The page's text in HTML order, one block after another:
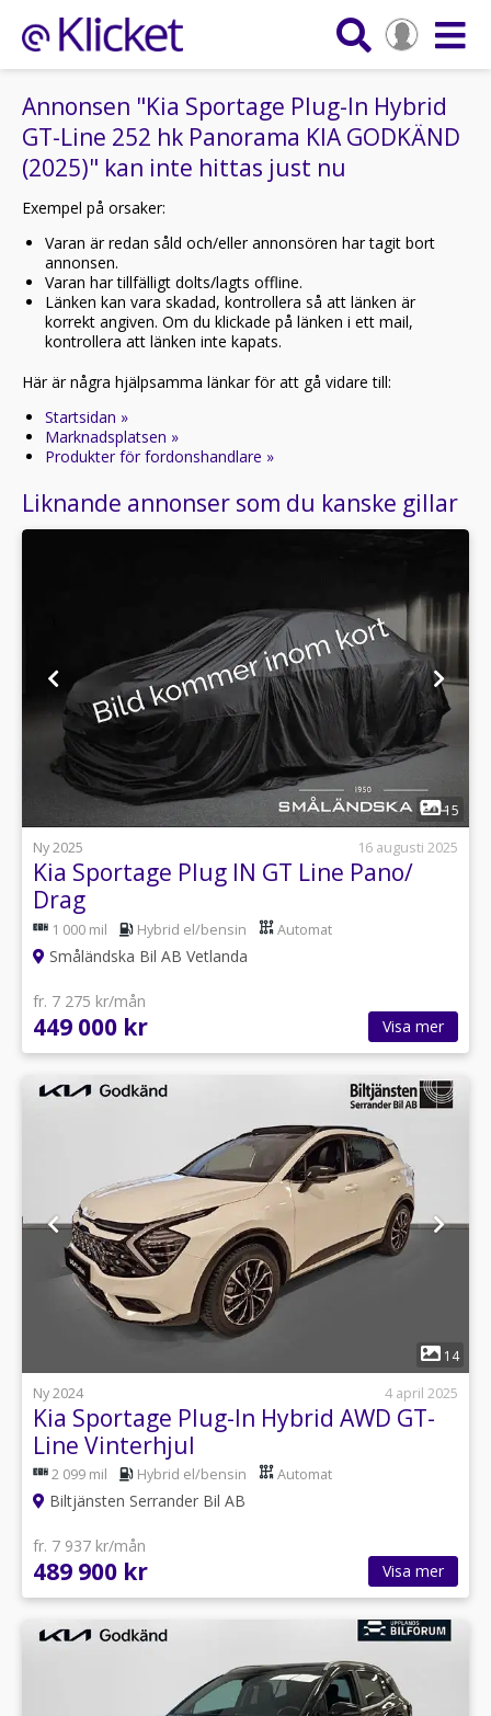
Annonsen "Kia Sportage Plug-In Hybrid
GT-Line 252 hk Panorama KIA GODKÄND
(2025)" kan inte hittas just nu
Exempel på orsaker:
Varan är redan såld och/eller annonsören har tagit bort
annonsen.
Varan har tillfälligt dolts/lagts offline.
Länken kan vara skadad, kontrollera så att länken är
korrekt angiven. Om du klickade på länken i ett mail,
kontrollera att länken inte kapats.
Här är några hjälpsamma länkar för att gå vidare till:
Startsidan »
Marknadsplatsen »
Produkter för fordonshandlare »
Liknande annonser som du kanske gillar
1
15
Ny 2025
16 augusti 2025
Kia Sportage Plug IN GT Line Pano/
Drag
1 000 mil Hybrid el/bensin Automat
Småländska Bil AB Vetlanda
fr. 7 275 kr/mån
449 000 kr Visa mer
1
14
Ny 2024
4 april 2025
Kia Sportage Plug-In Hybrid AWD GT-
Line Vinterhjul
2 099 mil Hybrid el/bensin Automat
Biltjänsten Serrander Bil AB
fr. 7 937 kr/mån
489 900 kr Visa mer